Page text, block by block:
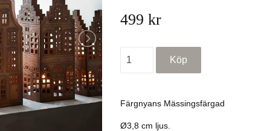
499 kr
Färgnyans Mässingsfärgad
Ø3,8 cm ljus.